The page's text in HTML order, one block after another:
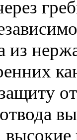
из